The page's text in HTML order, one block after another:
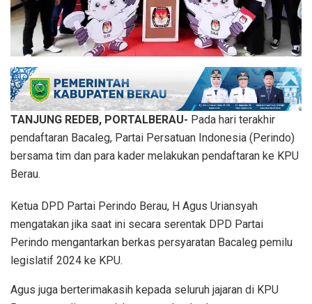
TANJUNG REDEB, PORTALBERAU- Pada hari terakhir
pendaftaran Bacaleg, Partai Persatuan Indonesia (Perindo)
bersama tim dan para kader melakukan pendaftaran ke KPU
Berau.
Ketua DPD Partai Perindo Berau, H Agus Uriansyah
mengatakan jika saat ini secara serentak DPD Partai
Perindo mengantarkan berkas persyaratan Bacaleg pemilu
legislatif 2024 ke KPU.
Agus juga berterimakasih kepada seluruh jajaran di KPU